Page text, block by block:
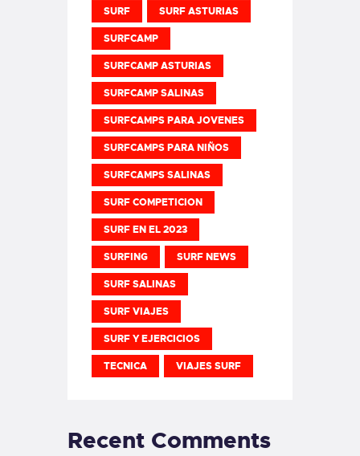
SURF SURF ASTURIAS
SURFCAMP
SURFCAMP ASTURIAS
SURFCAMP SALINAS
SURFCAMPS PARA JOVENES
SURFCAMPS PARA NIÑOS
SURFCAMPS SALINAS
SURF COMPETICION
SURF EN EL 2023
SURFING SURF NEWS
SURF SALINAS
SURF VIAJES
SURF Y EJERCICIOS
TECNICA VIAJES SURF
Recent Comments